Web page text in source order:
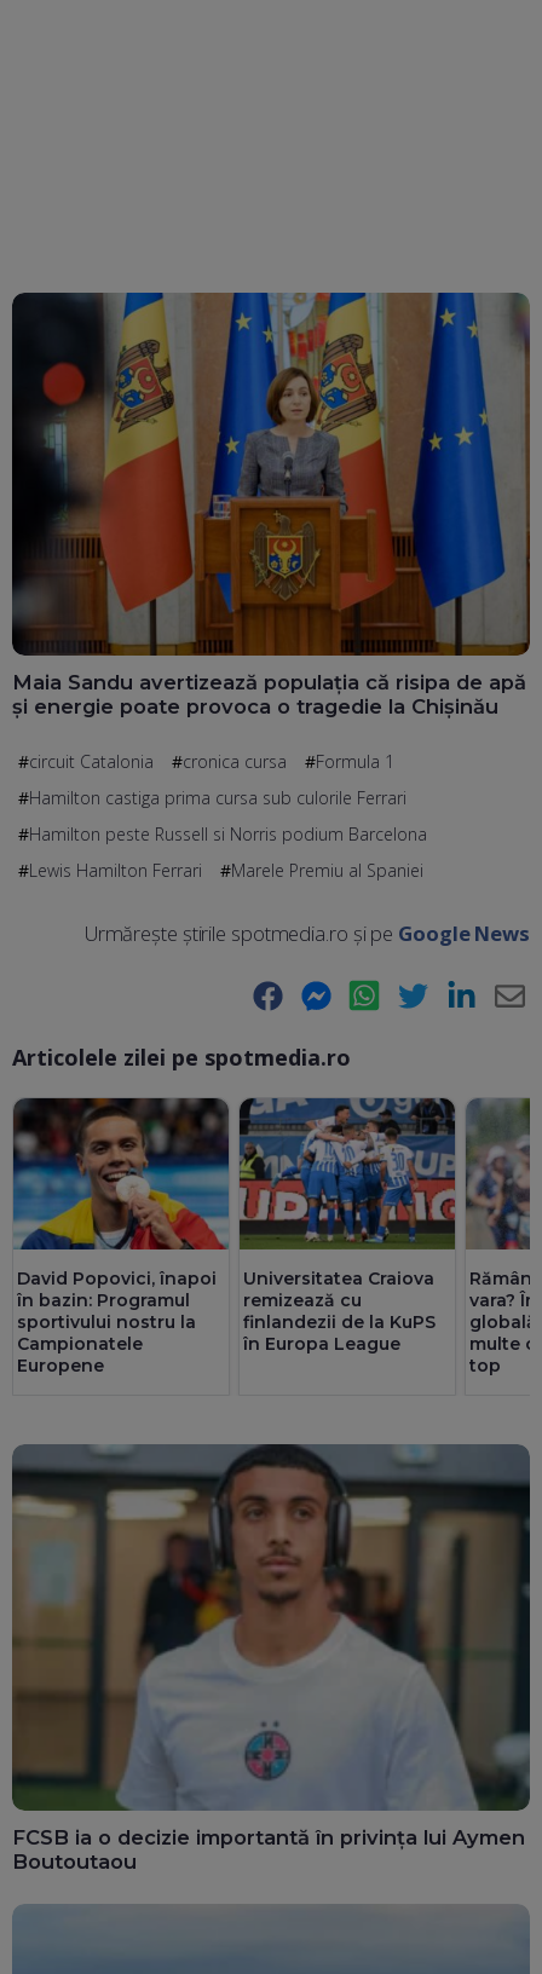
Maia Sandu avertizează populația că risipa de apă
și energie poate provoca o tragedie la Chișinău
circuit Catalonia cronica cursa
Formula 1
Hamilton castiga prima cursa sub culorile Ferrari
Hamilton peste Russell si Norris podium Barcelona
Lewis Hamilton Ferrari
Marele Premiu al Spaniei
Urmărește știrile spotmedia.ro și pe Google News
Facebook Messenger WhatsApp Twitter LinkedIn
Articolele zilei pe spotmedia.ro
David Popovici, înapoi
în bazin: Programul
sportivului nostru la
Campionatele
Europene
Universitatea Craiova
remizează cu
finlandezii de la KuPS
în Europa League
vara?
globală
multe
top
FCSB ia o decizie importantă în privința lui Aymen
Boutoutaou